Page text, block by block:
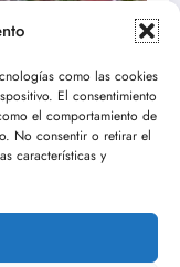
como las cookies
El consentimiento
el comportamiento de
No consentir o retirar el
características y
en